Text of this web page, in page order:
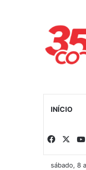
INÍCIO
sábado, 8